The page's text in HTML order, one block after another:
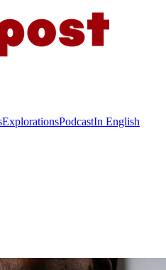
ExplorationsPodcastIn English